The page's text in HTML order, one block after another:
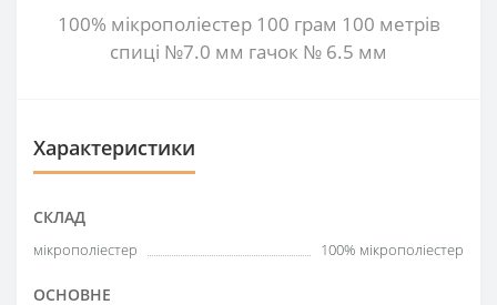
100% мікрополіестер 100 грам 100 метрів
спиці №7.0 мм гачок № 6.5 мм
Характеристики
СКЛАД
мікрополіестер 100% мікрополіестер
ОСНОВНЕ